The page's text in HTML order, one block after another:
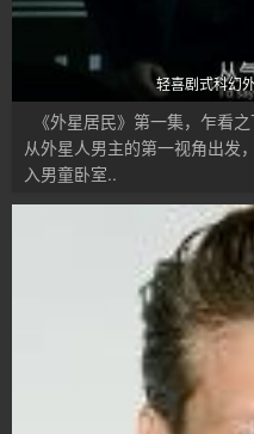
轻喜剧式科幻
《外星居民》第一集，乍看
从外星人男主的第一视角出发
入男童卧室..